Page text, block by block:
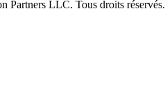
Partners LLC. Tous droits réservés.​​